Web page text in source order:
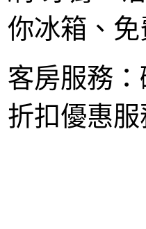
你冰箱、
客房服務
折扣優惠服